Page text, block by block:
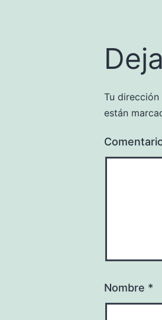
Tu
están
Nombre *